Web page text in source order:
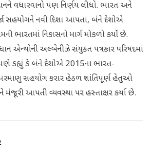
વધારવાનો પણ નિર્ણય લીધો. ભારત અને
સહયોગને નવી દિશા આપતા, બંને દેશોએ
ભારતમાં નિકાસનો માર્ગ મોકળો કર્યો છે.
એન્થોની અલ્બેનીઝે સંયુક્ત પત્રકાર પરિષદમાં
કહ્યું કે બંને દેશોએ 2015ના ભારત-
પરમાણુ સહયોગ કરાર હેઠળ શાંતિપૂર્ણ હેતુઓ
મંજૂરી આપતી વ્યવસ્થા પર હસ્તાક્ષર કર્યા છે.